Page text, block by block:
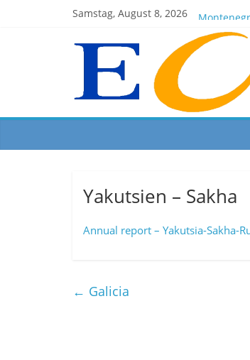
Samstag, August 8, 2026
EOI-
News for
EOI –
Yakutsien – Sakha
Annual report – Yakutsia-Sakha-
← Galicia